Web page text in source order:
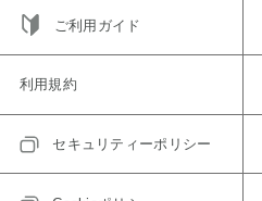
ご利用ガイド
利用規約
セキュリティーポリシー